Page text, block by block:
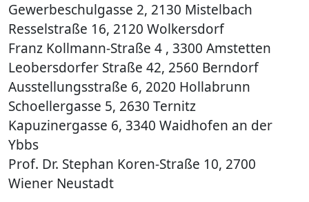
Gewerbeschulgasse 2, 2130 Mistelbach
Resselstraße 16, 2120 Wolkersdorf
Franz Kollmann-Straße 4 , 3300 Amstetten
Leobersdorfer Straße 42, 2560 Berndorf
Ausstellungsstraße 6, 2020 Hollabrunn
Schoellergasse 5, 2630 Ternitz
Kapuzinergasse 6, 3340 Waidhofen an der
Ybbs
Prof. Dr. Stephan Koren-Straße 10, 2700
Wiener Neustadt